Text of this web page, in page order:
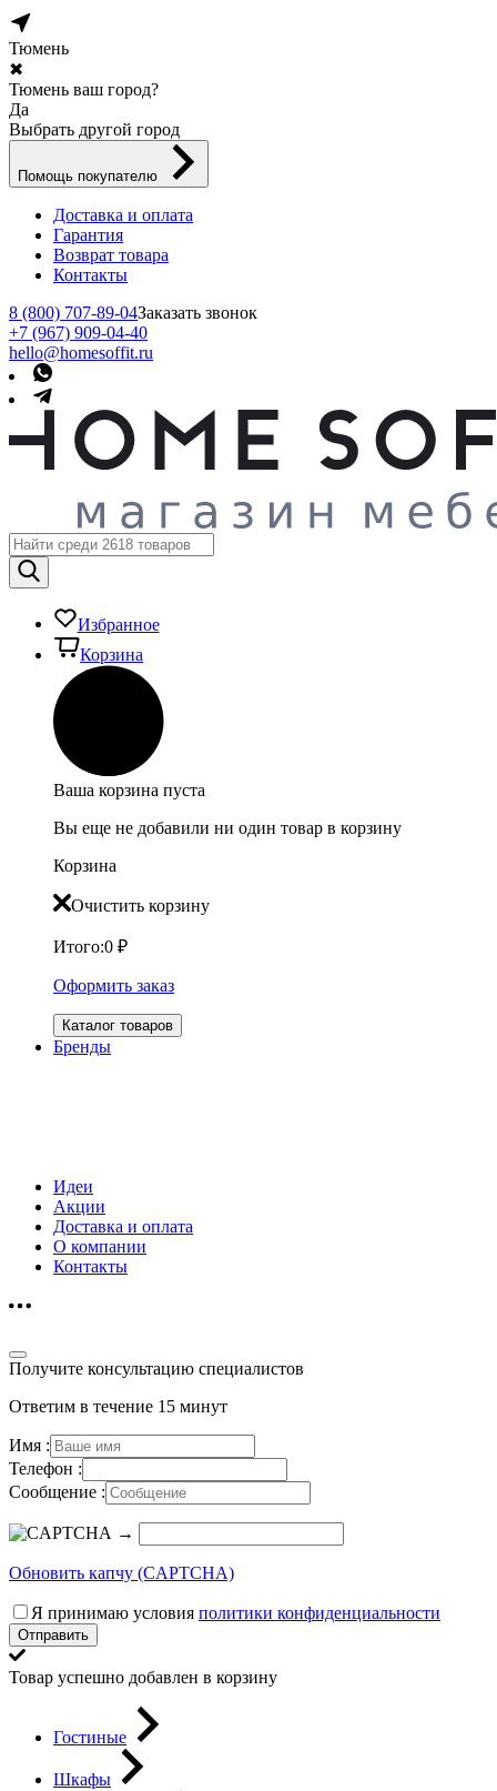
Тюмень
✖
Тюмень ваш город?
Да
Выбрать другой город
Помощь покупателю
Доставка и оплата
Гарантия
Возврат товара
Контакты
8 (800) 707-89-04Заказать звонок
+7 (967) 909-04-40
hello@homesoffit.ru
Избранное
Корзина
Ваша корзина пуста
Вы еще не добавили ни один товар в корзину
Корзина
Очистить корзину
Итого:0 ₽
Оформить заказ
Каталог товаров
Бренды
Идеи
Акции
Доставка и оплата
О компании
Контакты
Получите консультацию специалистов
Ответим в течение 15 минут
Имя :
Телефон :
Сообщение :
→
Обновить капчу (CAPTCHA)
Я принимаю условия политики конфиденциальности
Отправить
Товар успешно добавлен в корзину
Гостиные
Шкафы